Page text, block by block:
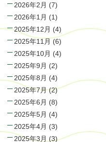
2026年2月 (7)
2026年1月 (1)
2025年12月 (4)
2025年11月 (6)
2025年10月 (4)
2025年9月 (2)
2025年8月 (4)
2025年7月(2)
2025年6月 (8)
2025年5月 (4)
2025年4月 (3)
2025年3月 (3)